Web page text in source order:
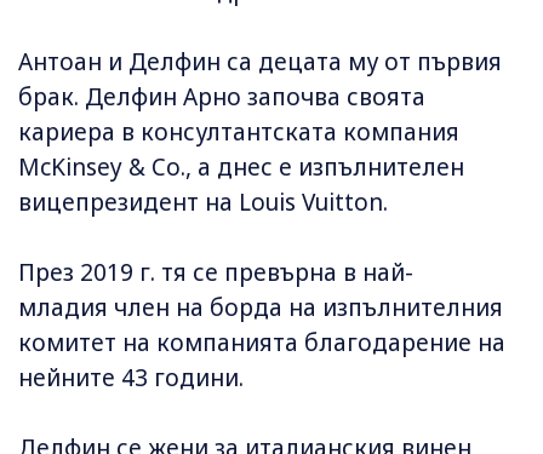
Антоан и Делфин са децата му от първия
брак. Делфин Арно започва своята
кариера в консултантската компания
McKinsey & Co., а днес е изпълнителен
вицепрезидент на Louis Vuitton.
През 2019 г. тя се превърна в най-
младия член на борда на изпълнителния
комитет на компанията благодарение на
нейните 43 години.